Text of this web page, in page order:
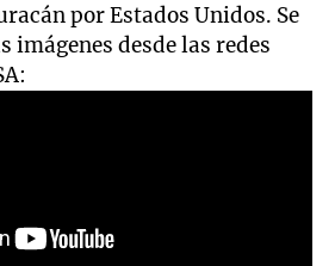
por Estados Unidos. Se
imágenes desde las redes